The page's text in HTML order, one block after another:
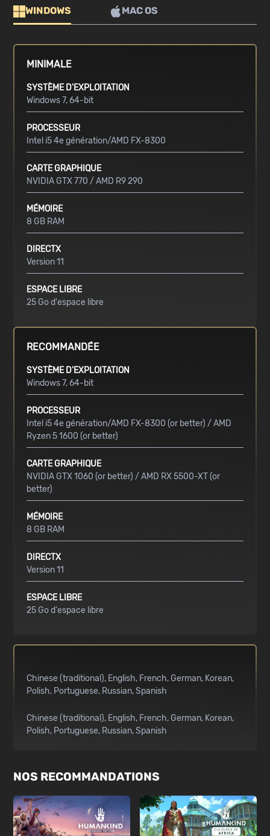
WINDOWS MAC OS
MINIMALE
SYSTÈME D'EXPLOITATION
Windows 7, 64-bit
PROCESSEUR
Intel i5 4e génération/AMD FX-8300
CARTE GRAPHIQUE
NVIDIA GTX 770 / AMD R9 290
MÉMOIRE
8 GB RAM
DIRECTX
Version 11
ESPACE LIBRE
25 Go d'espace libre
RECOMMANDÉE
SYSTÈME D'EXPLOITATION
Windows 7, 64-bit
PROCESSEUR
Intel i5 4e génération/AMD FX-8300 (or better) / AMD
Ryzen 5 1600 (or better)
CARTE GRAPHIQUE
NVIDIA GTX 1060 (or better) / AMD RX 5500-XT (or
better)
MÉMOIRE
8 GB RAM
DIRECTX
Version 11
ESPACE LIBRE
25 Go d'espace libre
Chinese (traditional) English French German Korean
Polish Portuguese Russian Spanish
Chinese (traditional) English French German Korean
Polish Portuguese Russian Spanish
NOS RECOMMANDATIONS